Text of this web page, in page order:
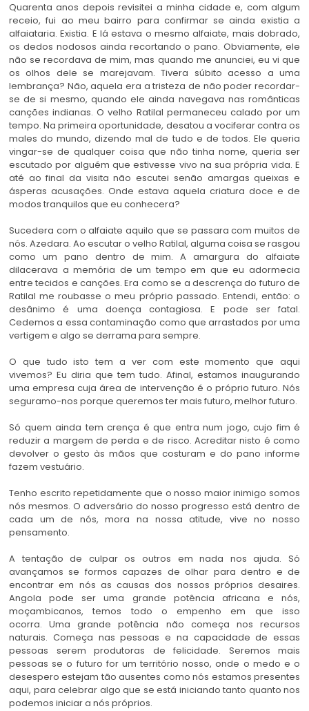
Quarenta anos depois revisitei a minha cidade e, com algum
receio, fui ao meu bairro para confirmar se ainda existia a
alfaiataria. Existia. E lá estava o mesmo alfaiate, mais dobrado,
os dedos nodosos ainda recortando o pano. Obviamente, ele
não se recordava de mim, mas quando me anunciei, eu vi que
os olhos dele se marejavam. Tivera súbito acesso a uma
lembrança? Não, aquela era a tristeza de não poder recordar-
se de si mesmo, quando ele ainda navegava nas românticas
canções indianas. O velho Ratilal permaneceu calado por um
tempo. Na primeira oportunidade, desatou a vociferar contra os
males do mundo, dizendo mal de tudo e de todos. Ele queria
vingar-se de qualquer coisa que não tinha nome, queria ser
escutado por alguém que estivesse vivo na sua própria vida. E
até ao final da visita não escutei senão amargas queixas e
ásperas acusações. Onde estava aquela criatura doce e de
modos tranquilos que eu conhecera?
Sucedera com o alfaiate aquilo que se passara com muitos de
nós. Azedara. Ao escutar o velho Ratilal, alguma coisa se rasgou
como um pano dentro de mim. A amargura do alfaiate
dilacerava a memória de um tempo em que eu adormecia
entre tecidos e canções. Era como se a descrença do futuro de
Ratilal me roubasse o meu próprio passado. Entendi, então: o
desânimo é uma doença contagiosa. E pode ser fatal.
Cedemos a essa contaminação como que arrastados por uma
vertigem e algo se derrama para sempre.
O que tudo isto tem a ver com este momento que aqui
vivemos? Eu diria que tem tudo. Afinal, estamos inaugurando
uma empresa cuja área de intervenção é o próprio futuro. Nós
seguramo-nos porque queremos ter mais futuro, melhor futuro.
Só quem ainda tem crença é que entra num jogo, cujo fim é
reduzir a margem de perda e de risco. Acreditar nisto é como
devolver o gesto às mãos que costuram e do pano informe
fazem vestuário.
Tenho escrito repetidamente que o nosso maior inimigo somos
nós mesmos. O adversário do nosso progresso está dentro de
cada um de nós, mora na nossa atitude, vive no nosso
pensamento.
A tentação de culpar os outros em nada nos ajuda. Só
avançamos se formos capazes de olhar para dentro e de
encontrar em nós as causas dos nossos próprios desaires.
Angola pode ser uma grande potência africana e nós,
moçambicanos, temos todo o empenho em que isso
ocorra. Uma grande potência não começa nos recursos
naturais. Começa nas pessoas e na capacidade de essas
pessoas serem produtoras de felicidade. Seremos mais
pessoas se o futuro for um território nosso, onde o medo e o
desespero estejam tão ausentes como nós estamos presentes
aqui, para celebrar algo que se está iniciando tanto quanto nos
podemos iniciar a nós próprios.